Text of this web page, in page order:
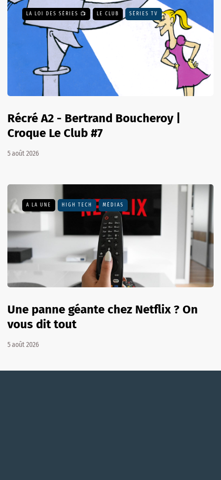
LA LOI DES SÉRIES 📺 LE CLUB SÉRIES TV
Récré A2 - Bertrand Boucheroy |
Croque Le Club #7
5 août 2026
A LA UNE HIGH TECH MÉDIAS
Une panne géante chez Netflix ? On
vous dit tout
5 août 2026